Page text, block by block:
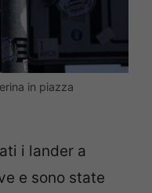
in piazza
i lander a
e sono state